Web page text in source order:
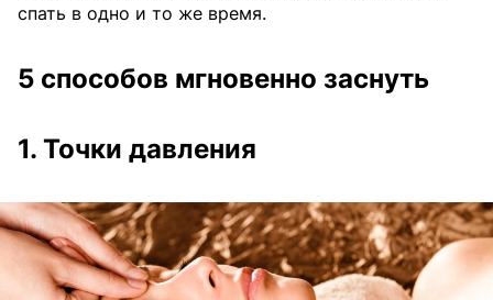
спать в одно и то же время.
5 способов мгновенно заснуть
1. Точки давления